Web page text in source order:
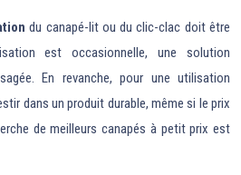
du canapé-lit ou du clic-clac doit être
est occasionnelle, une solution
En revanche, pour une utilisation
dans un produit durable, même si le prix
de meilleurs canapés à petit prix est